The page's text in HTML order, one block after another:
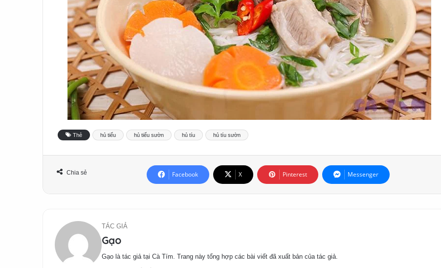
Thẻ hủ tiếu hủ tiếu sườn hủ tíu hủ tíu sườn
Chia sẻ Facebook X Pinterest Messenger
TÁC GIẢ
Gạo
Gạo là tác giả tại Cà Tím. Trang này tổng hợp các bài viết đã xuất bản của tác giả.